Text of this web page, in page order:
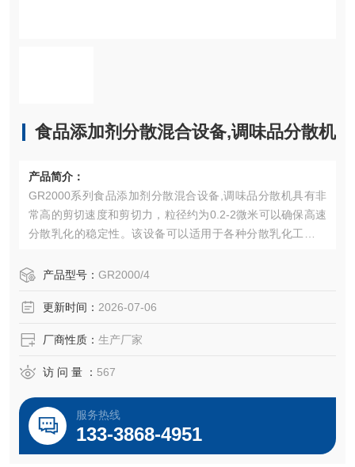
食品添加剂分散混合设备,调味品分散机
产品简介：
GR2000系列食品添加剂分散混合设备,调味品分散机具有非
常高的剪切速度和剪切力，粒径约为0.2-2微米可以确保高速
分散乳化的稳定性。该设备可以适用于各种分散乳化工艺，
产品型号： GR2000/4
更新时间： 2026-07-06
厂商性质： 生产厂家
访 问 量 ： 567
服务热线
133-3868-4951